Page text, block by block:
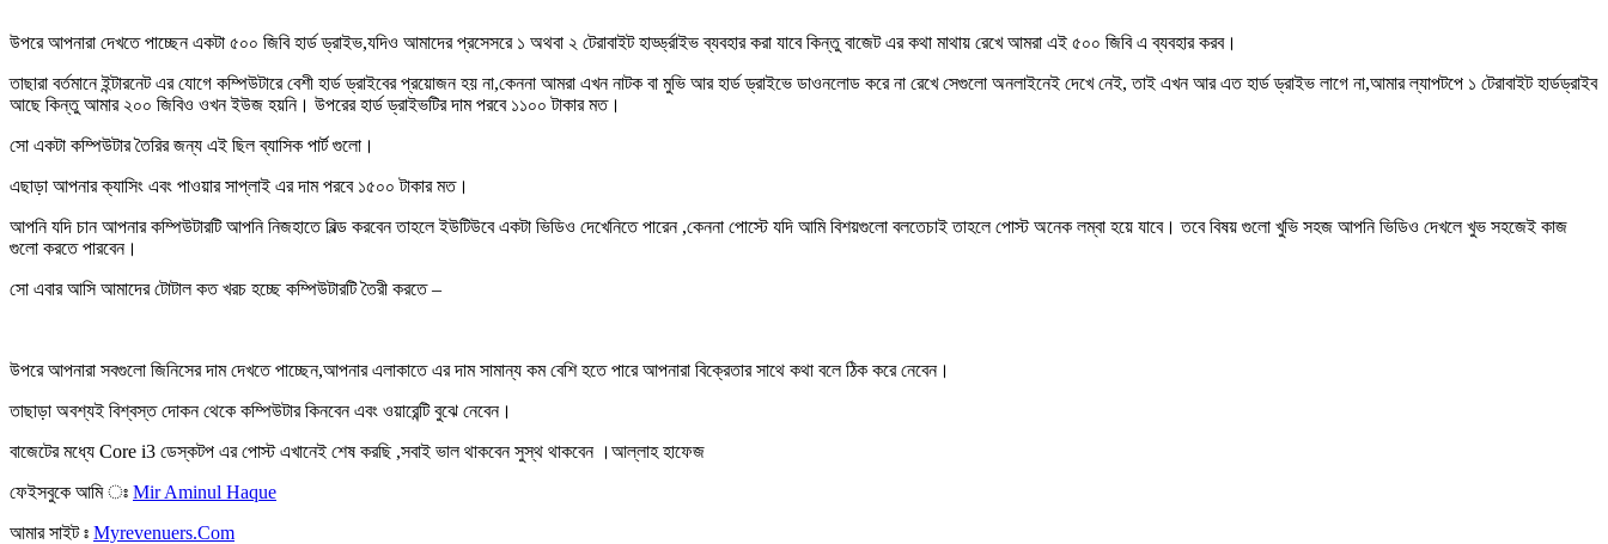
উপরে আপনারা দেখতে পাচ্ছেন একটা ৫০০ জিবি হার্ড ড্রাইভ,যদিও আমাদের প্রসেসরে ১ অথবা ২ টেরাবাইট হার্ড্ড্রাইভ ব্যবহার করা যাবে কিন্তু বাজেট এর কথা মাথায় রেখে আমরা এই ৫০০ জিবি এ ব্যবহার করব।
তাছারা বর্তমানে ইন্টারনেট এর যোগে কম্পিউটারে বেশী হার্ড ড্রাইবের প্রয়োজন হয় না,কেননা আমরা এখন নাটক বা মুভি আর হার্ড ড্রাইভে ডাওনলোড করে না রেখে সেগুলো অনলাইনেই দেখে নেই, তাই এখন আর এত হার্ড ড্রাইভ লাগে না,আমার ল্যাপটপে ১ টেরাবাইট হার্ডড্রাইব
আছে কিন্তু আমার ২০০ জিবিও ওখন ইউজ হয়নি। উপরের হার্ড ড্রাইভটির দাম পরবে ১১০০ টাকার মত।
সো একটা কম্পিউটার তৈরির জন্য এই ছিল ব্যাসিক পার্ট গুলো।
এছাড়া আপনার ক্যাসিং এবং পাওয়ার সাপ্লাই এর দাম পরবে ১৫০০ টাকার মত।
আপনি যদি চান আপনার কম্পিউটারটি আপনি নিজহাতে বিল্ড করবেন তাহলে ইউটিউবে একটা ভিডিও দেখেনিতে পারেন ,কেননা পোস্টে যদি আমি বিশয়গুলো বলতেচাই তাহলে পোস্ট অনেক লম্বা হয়ে যাবে। তবে বিষয় গুলো খুভি সহজ আপনি ভিডিও দেখলে খুভ সহজেই কাজ
গুলো করতে পারবেন।
সো এবার আসি আমাদের টোটাল কত খরচ হচ্ছে কম্পিউটারটি তৈরী করতে –
উপরে আপনারা সবগুলো জিনিসের দাম দেখতে পাচ্ছেন,আপনার এলাকাতে এর দাম সামান্য কম বেশি হতে পারে আপনারা বিক্রেতার সাথে কথা বলে ঠিক করে নেবেন।
তাছাড়া অবশ্যই বিশ্বস্ত দোকন থেকে কম্পিউটার কিনবেন এবং ওয়ারেন্টি বুঝে নেবেন।
বাজেটের মধ্যে Core i3 ডেস্কটপ এর পোস্ট এখানেই শেষ করছি ,সবাই ভাল থাকবেন সুস্থ থাকবেন ।আল্লাহ হাফেজ
ফেইসবুকে আমি ঃ Mir Aminul Haque
আমার সাইট ঃ Myrevenuers.Com